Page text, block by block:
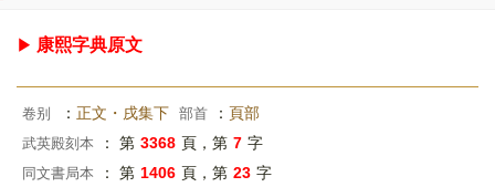
康熙字典原文
卷别 ： 正文・戌集下 部首 ： 頁部
武英殿刻本 ： 第 3368 頁，第 7 字
同文書局本 ： 第 1406 頁，第 23 字